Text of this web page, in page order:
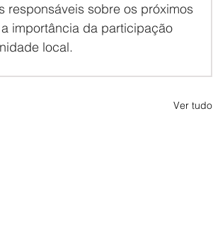
responsáveis sobre os próximos
importância da participação
local.
Ver tudo